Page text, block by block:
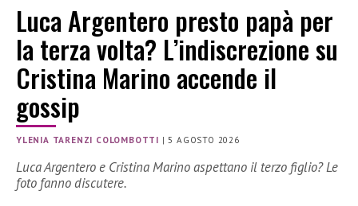
Luca Argentero presto papà per
la terza volta? L’indiscrezione su
Cristina Marino accende il
gossip
YLENIA TARENZI COLOMBOTTI |5 AGOSTO 2026
Luca Argentero e Cristina Marino aspettano il terzo figlio? Le
foto fanno discutere.